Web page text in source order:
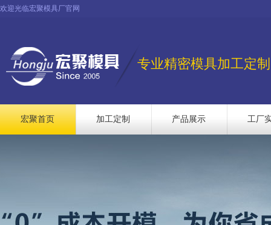
欢迎光临宏聚模具厂官网
专业精密模具加工定制
宏聚首页 加工定制 产品展示 工厂